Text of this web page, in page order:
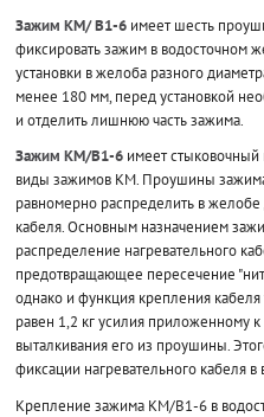
Зажим КМ/ В1-6 имеет шесть
фиксировать зажим в водосточном
установки в желоба разного
менее 180 мм, перед установкой
и отделить лишнюю часть зажима.
Зажим КМ/В1-6 имеет
виды зажимов КМ. Проушины
равномерно распределить в желобе
кабеля. Основным назначением
распределение нагревательного
предотвращающее пересечение
однако и функция крепления кабеля
равен 1,2 кг усилия приложенному
выталкивания его из проушины.
фиксации нагревательного кабеля
Крепление зажима КМ/В1-6 в